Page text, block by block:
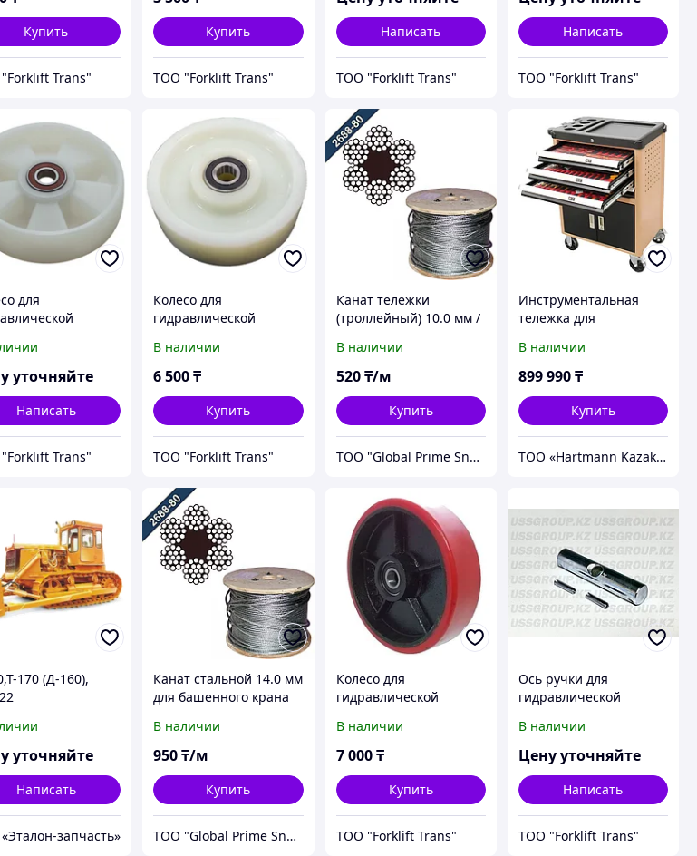
Купить
Trans"
Купить
ТОО "Forklift Trans"
Написать
ТОО "Forklift Trans"
Написать
ТОО "Forklift Trans"
для
200 мм
уточняйте
Написать
Trans"
Колесо для
гидравлической
нейлоновое 160 мм
В наличии
6 500₸
Купить
ТОО "Forklift Trans"
Канат тележки
(троллейный) 10.0 мм /
кранов
В наличии
520 ₸/м
Купить
ТОО "Global Prime Snab"
Инструментальная
тележка для
электромобилей
ThinkCar TK 88
В наличии
899 990₸
Купить
ТОО «Hartmann Kazakhstan»
170 (Д-160),
уточняйте
Написать
запчасть»
Канат стальной 14.0 мм
для башенного крана
В наличии
950₸/м
Купить
ТОО "Global Prime Snab"
Колесо для
гидравлической
полиуретановое 160
мм.
В наличии
7 000 ₸
Купить
ТОО "Forklift Trans"
Ось ручки для
гидравлической
В наличии
Цену уточняйте
Написать
ТОО "Forklift Trans"